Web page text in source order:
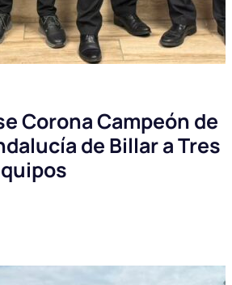
Corona Campeón de
de Billar a Tres